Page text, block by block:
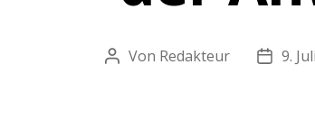
Beitragsautor
Von Redakteur 9.